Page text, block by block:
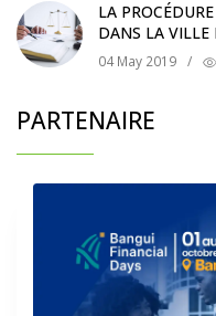
LA
DANS LA VILLE
04 May 2019 /
PARTENAIRE